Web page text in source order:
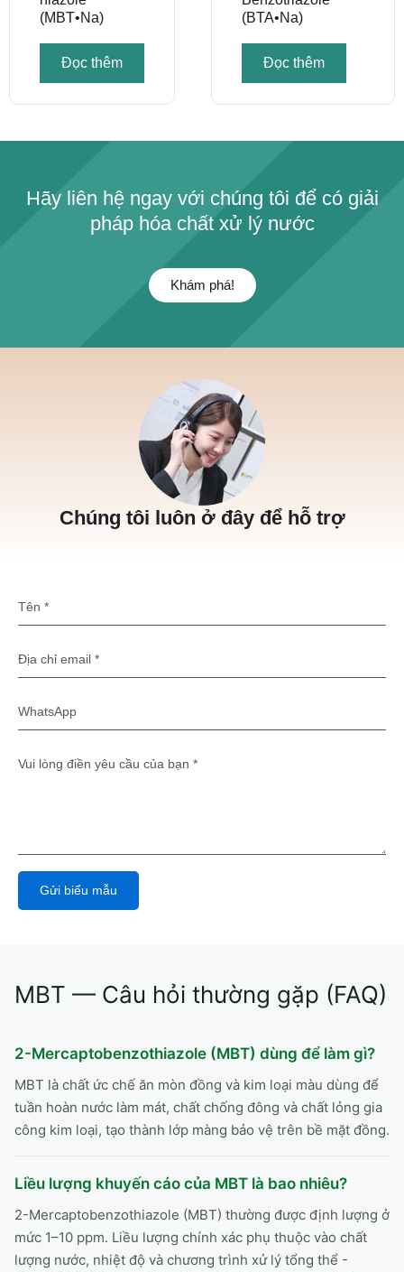
(MBT•Na)
Đọc thêm
(BTA•Na)
Đọc thêm
Hãy liên hệ ngay với chúng tôi để có giải
pháp hóa chất xử lý nước
Khám phá!
Chúng tôi luôn ở đây để hỗ trợ
Gửi biểu mẫu
MBT — Câu hỏi thường gặp (FAQ)
2-Mercaptobenzothiazole (MBT) dùng để làm gì?
MBT là chất ức chế ăn mòn đồng và kim loại màu dùng để
tuần hoàn nước làm mát, chất chống đông và chất lỏng gia
công kim loại, tạo thành lớp màng bảo vệ trên bề mặt đồng.
Liều lượng khuyến cáo của MBT là bao nhiêu?
2-Mercaptobenzothiazole (MBT) thường được định lượng ở
mức 1–10 ppm. Liều lượng chính xác phụ thuộc vào chất
lượng nước, nhiệt độ và chương trình xử lý tổng thể -